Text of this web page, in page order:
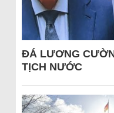
ĐÁ LƯƠNG
TỊCH NƯỚC